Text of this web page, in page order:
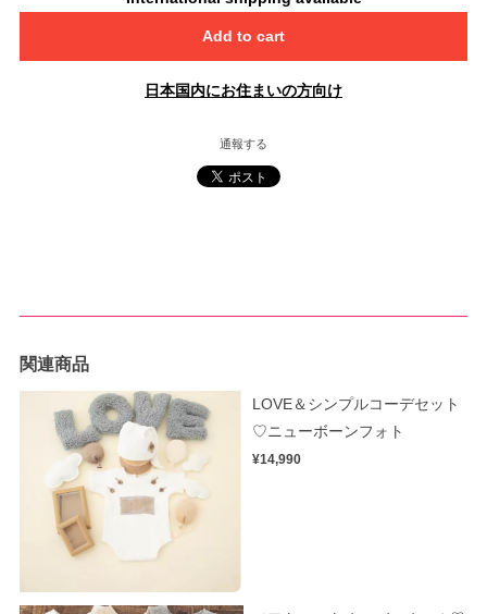
Add to cart
日本国内にお住まいの方向け
通報する
関連商品
LOVE＆シンプルコーデセット
♡ニューボーンフォト
¥14,990